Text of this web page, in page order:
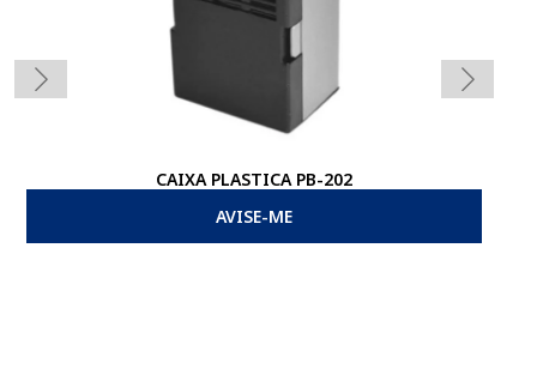
CAIXA PLASTICA PB-202
AVISE-ME